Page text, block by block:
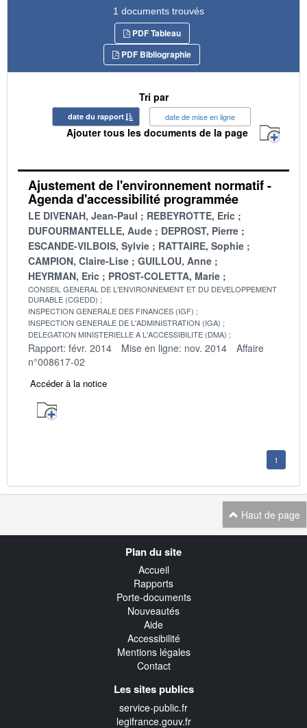
1 documents trouvés
PDF Tableau
PDF Bibliographie
Tri par
date du rapport date de mise en ligne
Ajouter tous les documents de la page
Ajustement de l'environnement normatif -
Agenda d'accessibilité programmée
LE DIVENAH, Jean-Paul
REBEYROTTE, Eric
DUFOURMANTELLE, Aude
DEPROST, Pierre
ESCANDE-VILBOIS, Sylvie
RATTAIRE, Sophie
CAMPION, Claire-Lise
GUILLOU, Anne
HEYRMAN, Eric
PROST-COLETTA, Marie
CONSEIL GENERAL DE L'ENVIRONNEMENT ET DU DEVELOPPEMENT
DURABLE (CGEDD)
INSPECTION GENERALE DES FINANCES (IGF)
INSPECTION GENERALE DE L'ADMINISTRATION (IGA)
DELEGATION MINISTERIELLE A L'ACCESSIBILITE (DMA)
Rapport: févr. 2014 Mise en ligne: nov. 2014
Affaire
n°008617-02
Accéder à la notice
1
Haut de page
Plan du site
Accueil
Rapports
Porte-documents
Nouveautés
Aide
Accessibilité
Mentions légales
Contact
Les sites publics
service-public.fr
legifrance.gouv.fr